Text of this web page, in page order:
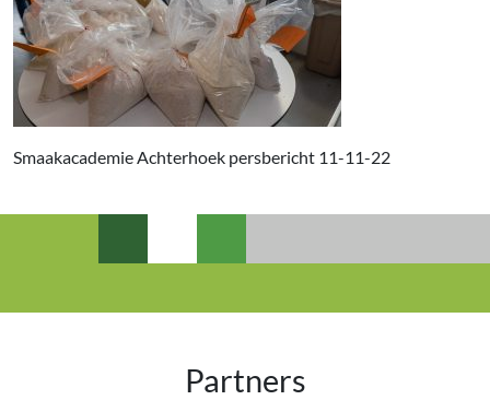
Smaakacademie Achterhoek persbericht 11-11-22
Partners